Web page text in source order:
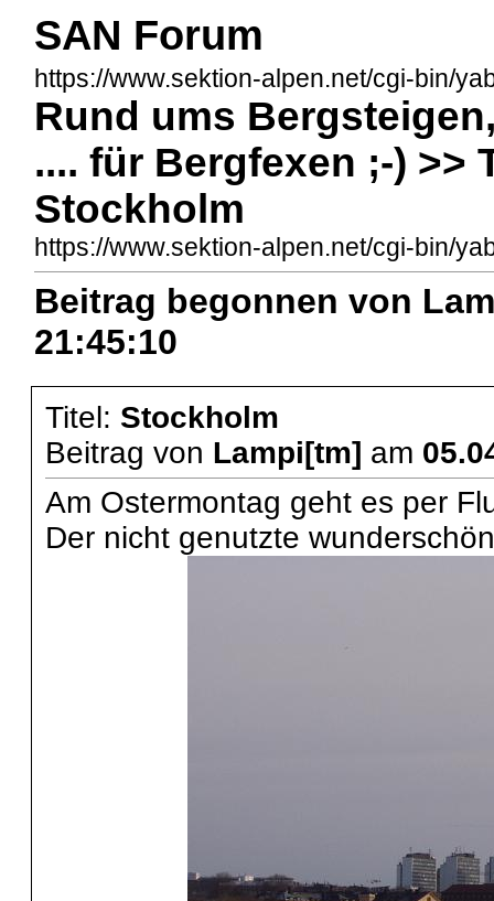
SAN Forum
https://www.sektion-alpen.net/cgi-bin/
Rund ums
.... für Bergfexen ;-) >>
Stockholm
https://www.sektion-alpen.net/cgi-bin/
Beitrag begonnen von
21:45:10
Titel: Stockholm
Beitrag von Lampi[tm] am
Am Ostermontag geht es per
Der nicht genutzte